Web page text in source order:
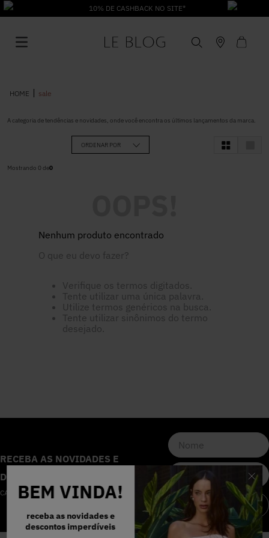
BEM VINDA!
receba as novidades e
descontos imperdíveis
10% DE CASHBACK NO SITE*
sale
A categoria de tendências e novidades, onde você encontra os últimos lançamentos da marca.
ORDENAR POR
Mostrando 0 de0
Nenhum produto encontrado
O que eu devo fazer?
Verifique os termos digitados.
Tente utilizar uma única palavra.
Utilize termos genéricos na busca.
Tente utilizar sinônimos do termo
desejado.
RECEBA AS NOVIDADES E
DESCONTOS IMPERDÍVEIS
CADASTRE-SE NA NOSSA NEWSLETTER
CADASTRAR
Vestido
2 º
Calça
Colete
10º Vestido Branco